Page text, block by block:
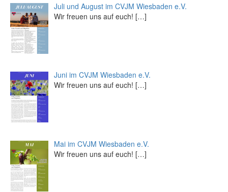
Juli und August im CVJM Wiesbaden e.V.
Wir freuen uns auf euch! […]
Juni im CVJM Wiesbaden e.V.
Wir freuen uns auf euch! […]
Mai im CVJM Wiesbaden e.V.
Wir freuen uns auf euch! […]